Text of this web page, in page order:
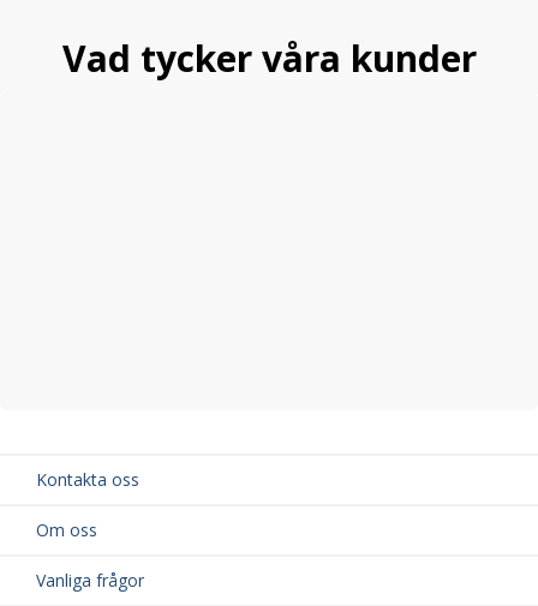
Vad tycker våra kunder
Kontakta oss
Om oss
Vanliga frågor